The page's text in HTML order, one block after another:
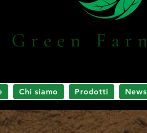
Chi siamo Prodotti News